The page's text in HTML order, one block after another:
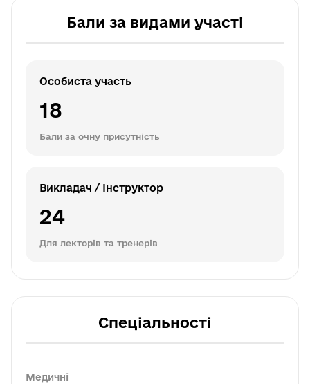
Бали за видами участі
Особиста участь
18
Бали за очну присутність
Викладач / Інструктор
24
Для лекторів та тренерів
Спеціальності
Медичні